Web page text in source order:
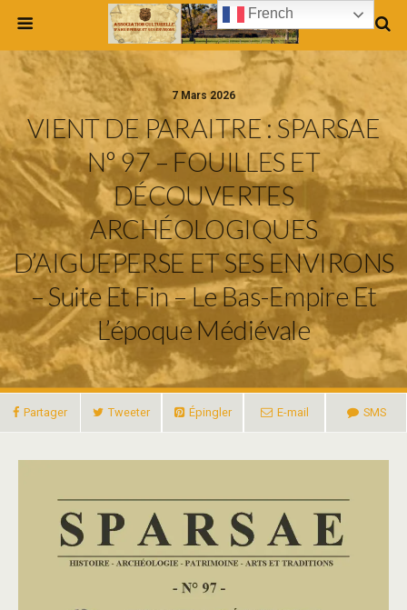
7 Mars 2026
VIENT DE PARAITRE : SPARSAE
N° 97 – FOUILLES ET
DÉCOUVERTES
ARCHÉOLOGIQUES
D’AIGUEPERSE ET SES ENVIRONS
– Suite Et Fin – Le Bas-Empire Et
L’époque Médiévale
Partager Tweeter Épingler E-mail SMS
French